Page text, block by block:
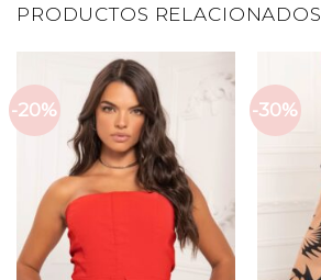
PRODUCTOS RELACIONADOS
-20% -30%